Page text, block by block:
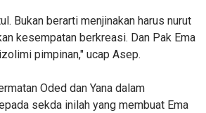
Bukan berarti menjinakan harus nurut
kesempatan berkreasi. Dan Pak Ema
pimpinan," ucap Asep.
Oded dan Yana dalam
sekda inilah yang membuat Ema